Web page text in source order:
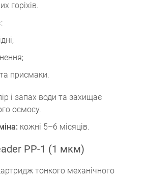
горіхів.
присмаки.
і запах води та захищає
осмосу.
кожні 5–6 місяців.
PP-1 (1 мкм)
тонкого механічного